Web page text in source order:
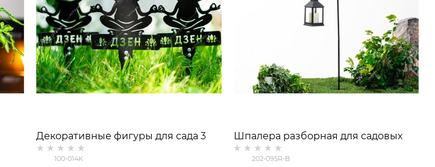
Декоративные фигуры для сада 3
шт Лягушки 100-014K металл
100-014K
Шпалера разборная для садовых
растений Кошка с бабочкой 202-
202-095R-B